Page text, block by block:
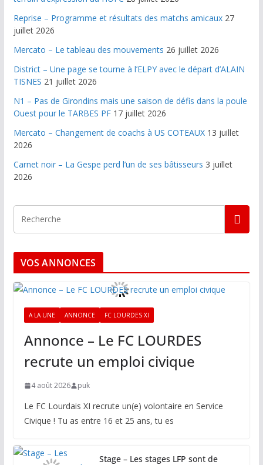
Reprise – Programme et résultats des matchs amicaux 27
juillet 2026
Mercato – Le tableau des mouvements 26 juillet 2026
District – Une page se tourne à l’ELPY avec le départ d’ALAIN
TISNES 21 juillet 2026
N1 – Pas de Girondins mais une saison de défis dans la poule
Ouest pour le TARBES PF 17 juillet 2026
Mercato – Changement de coachs à US COTEAUX 13 juillet
2026
Carnet noir – La Gespe perd l’un de ses bâtisseurs 3 juillet
2026
VOS ANNONCES
A LA UNE ANNONCE FC LOURDES XI
Annonce – Le FC LOURDES
recrute un emploi civique
4 août 2026 puk
Le FC Lourdais XI recrute un(e) volontaire en Service
Civique ! Tu as entre 16 et 25 ans, tu es
Stage – Les stages LFP sont de